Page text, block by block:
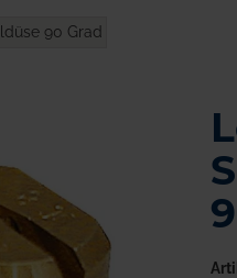
90 Grad